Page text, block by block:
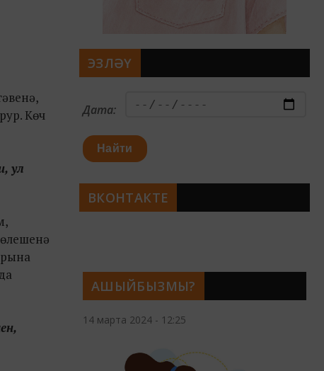
Көч
ул
АШЫЙБЫЗМЫ?
14 марта 2024 - 12:25
ЭЗЛӘҮ
Дата:
Найти
ВКОНТАКТЕ